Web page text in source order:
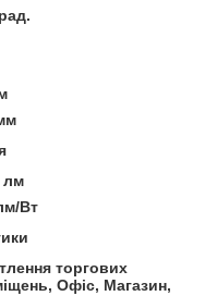
лм
Вт
торгових
Офіс, Магазин,